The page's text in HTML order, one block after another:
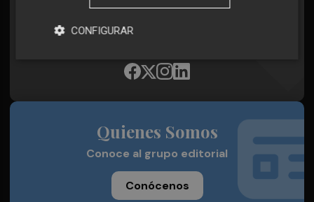
Síguenos en redes
Plaza Podcast, desde cualquier medio
Quienes Somos
Conoce al grupo editorial
Conócenos
CONFIGURAR